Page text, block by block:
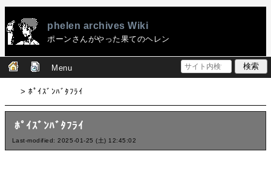
phelen archives Wiki
ポーンさんがやった果てのヘレン
Menu
> ﾎﾟｲｽﾞﾝﾊﾞﾀﾌﾗｲ
ﾎﾟｲｽﾞﾝﾊﾞﾀﾌﾗｲ
Last-modified: 2025-01-25 (土) 12:45:02